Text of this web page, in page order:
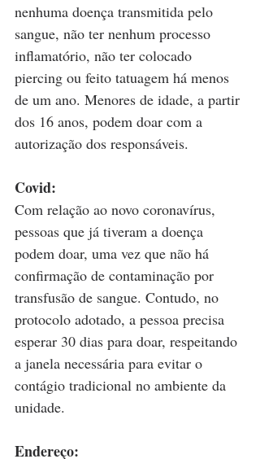
nenhuma doença transmitida pelo
sangue, não ter nenhum processo
inflamatório, não ter colocado
piercing ou feito tatuagem há menos
de um ano. Menores de idade, a partir
dos 16 anos, podem doar com a
autorização dos responsáveis.
Covid:
Com relação ao novo coronavírus,
pessoas que já tiveram a doença
podem doar, uma vez que não há
confirmação de contaminação por
transfusão de sangue. Contudo, no
protocolo adotado, a pessoa precisa
esperar 30 dias para doar, respeitando
a janela necessária para evitar o
contágio tradicional no ambiente da
unidade.
Endereço: